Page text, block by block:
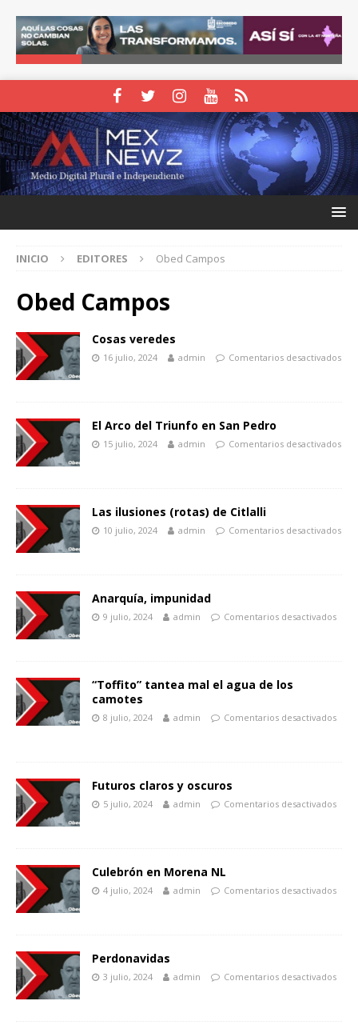
INICIO EDITORES Obed Campos
Obed Campos
Cosas veredes
16 julio, 2024 admin Comentarios desactivados
El Arco del Triunfo en San Pedro
15 julio, 2024 admin Comentarios desactivados
Las ilusiones (rotas) de Citlalli
10 julio, 2024 admin Comentarios desactivados
Anarquía, impunidad
9 julio, 2024 admin Comentarios desactivados
“Toffito” tantea mal el agua de los
camotes
8 julio, 2024 admin Comentarios desactivados
Futuros claros y oscuros
5 julio, 2024 admin Comentarios desactivados
Culebrón en Morena NL
4 julio, 2024 admin Comentarios desactivados
Perdonavidas
3 julio, 2024 admin Comentarios desactivados